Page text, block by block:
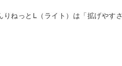
りねっとL（ライト）は「拡げやす